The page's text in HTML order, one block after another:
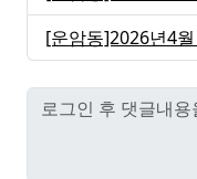
[운암동]2026년4